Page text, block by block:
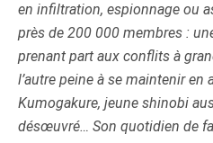
en infiltration, espionnage ou
près de 200 000 membres :
prenant part aux conflits à
l’autre peine à se maintenir en
Kumogakure, jeune shinobi
désœuvré… Son quotidien de